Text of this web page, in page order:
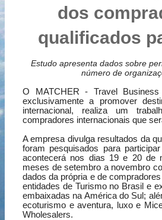
dos
qualificados
Estudo apresenta dados sobre
número de
O MATCHER - Travel
exclusivamente a promover
internacional, realiza um
compradores internacionais que
A empresa divulga resultados da
foram pesquisados para
acontecerá nos dias 19 e 20 de
meses de setembro a novembro
dados da própria e de
entidades de Turismo no Brasil e
embaixadas na América do Sul;
ecoturismo e aventura, luxo e
Wholesalers.